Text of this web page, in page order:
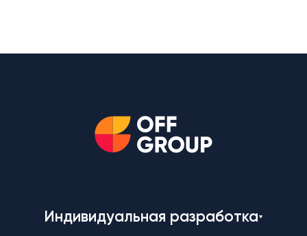
Индивидуальная разработка